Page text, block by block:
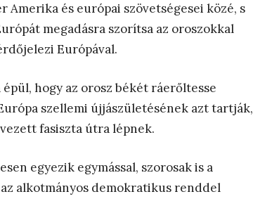
és európai szövetségesei közé, s
megadásra szorítsa az oroszokkal
Európával.
hogy az orosz békét ráerőltesse
szellemi újjászületésének azt tartják,
fasiszta útra lépnek.
egyezik egymással, szorosak is a
alkotmányos demokratikus renddel